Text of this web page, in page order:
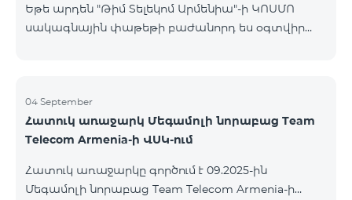
Ղեկավարման Սարք M100 (Hub M100) Միանալու
համար պարզապես պետք է անձնագրով
Եթե արդեն "Թիմ Տելեկոմ Արմենիա"-ի ԿՈՍՄՈ
սակագնային փաթեթի բաժանորդ ես օգտվիր
մեկ հպումով ու անսպառ ինտերնետով Smart
Place-ի Aqara սարքավորումներով։ ԿՈՍՄՈ
ծառայությունների փաթեթների գործող բոլոր
բերելու Aqara ապրանքանիշի խելացի
սարքավորումները հատուկ պայմաններով։
04 September
Հատուկ առաջարկ Մեգամոլի նորաբաց Team
Telecom Armenia-ի ՎՍԿ-ում
Հատուկ առաջարկը գործում է 09.2025-ին
Մեգամոլի նորաբաց Team Telecom Armenia-ի